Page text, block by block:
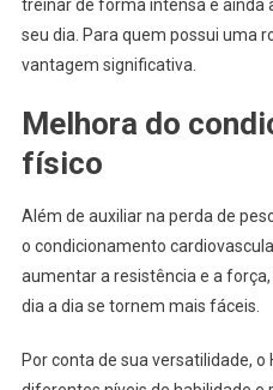
treinar de forma intensa e ainda
seu dia. Para quem possui uma
vantagem significativa.
Melhora do
físico
Além de auxiliar na perda de
o condicionamento
aumentar a resistência e a
dia a dia se tornem mais fáceis.
Por conta de sua versatilidade, o